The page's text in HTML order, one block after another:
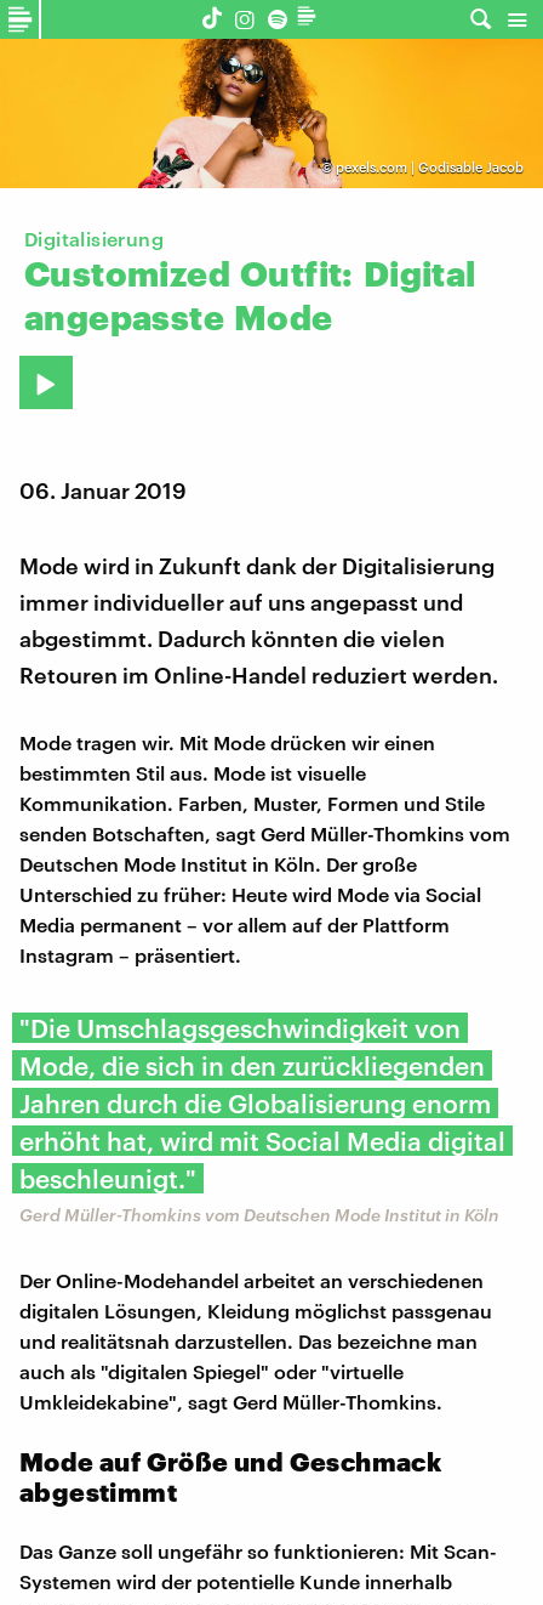
©pexels.com | Godisable Jacob
Digitalisierung
Customized Outfit: Digital
angepasste Mode
06. Januar 2019
Mode wird in Zukunft dank der Digitalisierung
immer individueller auf uns angepasst und
abgestimmt. Dadurch könnten die vielen
Retouren im Online-Handel reduziert werden.
Mode tragen wir. Mit Mode drücken wir einen
bestimmten Stil aus. Mode ist visuelle
Kommunikation. Farben, Muster, Formen und Stile
senden Botschaften, sagt Gerd Müller-Thomkins vom
Deutschen Mode Institut in Köln. Der große
Unterschied zu früher: Heute wird Mode via Social
Media permanent – vor allem auf der Plattform
Instagram – präsentiert.
"Die Umschlagsgeschwindigkeit von
Mode, die sich in den zurückliegenden
Jahren durch die Globalisierung enorm
erhöht hat, wird mit Social Media digital
beschleunigt."
Gerd Müller-Thomkins vom Deutschen Mode Institut in Köln
Der Online-Modehandel arbeitet an verschiedenen
digitalen Lösungen, Kleidung möglichst passgenau
und realitätsnah darzustellen. Das bezeichne man
auch als "digitalen Spiegel" oder "virtuelle
Umkleidekabine", sagt Gerd Müller-Thomkins.
Mode auf Größe und Geschmack
abgestimmt
Das Ganze soll ungefähr so funktionieren: Mit Scan-
Systemen wird der potentielle Kunde innerhalb